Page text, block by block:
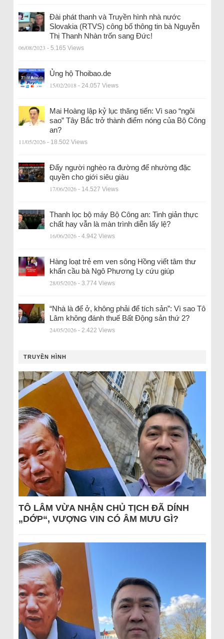
Đài phát thanh và Truyền hình nhà nước
Slovakia (RTVS) công bố thông tin bà Nguyễn
Thị Thanh Nhàn trốn sang Đức!
06/08/2023 - 5.165 Views
Ủng hộ Thoibao.de
15/02/2018 - 24.057 Views
Mai Hoàng lập kỷ lục thăng tiến: Vì sao “ngôi
sao” Tây Bắc trở thành điểm nóng của Bộ Công
an?
11/05/2026 - 18.502 Views
Đẩy người nghèo ra đường để nhường đặc
quyền cho giới siêu giàu
17/06/2026 - 14.527 Views
Thanh lọc bộ máy Bộ Công an: Tinh giản thực
chất hay vẫn là màn trình diễn lấy lệ?
16/06/2026 - 4.942 Views
Hàng loạt trẻ em ven sông Hồng viết tâm thư
khẩn cầu bà Ngô Phương Ly cứu giúp
28/05/2026 - 3.774 Views
“Nhà là để ở, không phải để tích sản”: Vì sao Tô
Lâm không đánh thuế Bất Động sản thứ 2?
24/05/2026 - 2.422 Views
TRUYỀN HÌNH
TÔ LÂM VỪA NHẬN CHỦ TỊCH ĐÃ DÍNH
„DỚP“, VƯỢNG VIN CÓ ÂM MƯU GÌ?